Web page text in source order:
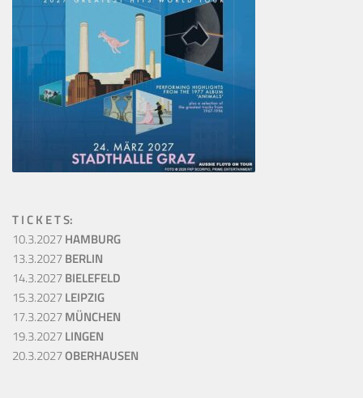
T I C K E T S:
10.3.2027HAMBURG
13.3.2027BERLIN
14.3.2027BIELEFELD
15.3.2027LEIPZIG
17.3.2027MÜNCHEN
19.3.2027LINGEN
20.3.2027OBERHAUSEN